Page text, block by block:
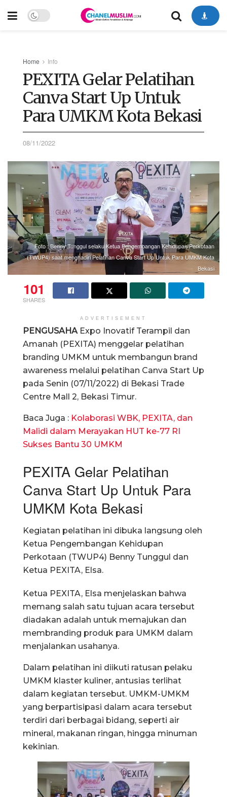
Home Info
PEXITA Gelar Pelatihan
Canva Start Up Untuk
Para UMKM Kota Bekasi
08/11/2022
Foto : Benny Tunggul selaku Ketua Pengembangan Kehidupan Perkotaan
(TWUP4) saat menghadiri Pelatihan Canva Start Up Untuk Para UMKM Kota
Bekasi
101
SHARES
ADVERTISEMENT
PENGUSAHA Expo Inovatif Terampil dan
Amanah (PEXITA) menggelar pelatihan
branding UMKM untuk membangun brand
awareness melalui pelatihan Canva Start Up
pada Senin (07/11/2022) di Bekasi Trade
Centre Mall 2, Bekasi Timur.
Baca Juga : Kolaborasi WBK, PEXITA, dan
Malidi dalam Merayakan HUT ke-77 RI
Sukses Bantu 30 UMKM
PEXITA Gelar Pelatihan
Canva Start Up Untuk Para
UMKM Kota Bekasi
Kegiatan pelatihan ini dibuka langsung oleh
Ketua Pengembangan Kehidupan
Perkotaan (TWUP4) Benny Tunggul dan
Ketua PEXITA, Elsa.
Ketua PEXITA, Elsa menjelaskan bahwa
memang salah satu tujuan acara tersebut
diadakan adalah untuk memajukan dan
membranding produk para UMKM dalam
menjalankan usahanya.
Dalam pelatihan ini diikuti ratusan pelaku
UMKM klaster kuliner, antusias terlihat
dalam kegiatan tersebut. UMKM-UMKM
yang berpartisipasi dalam acara tersebut
terdiri dari berbagai bidang, seperti air
mineral, makanan ringan, hingga minuman
kekinian.